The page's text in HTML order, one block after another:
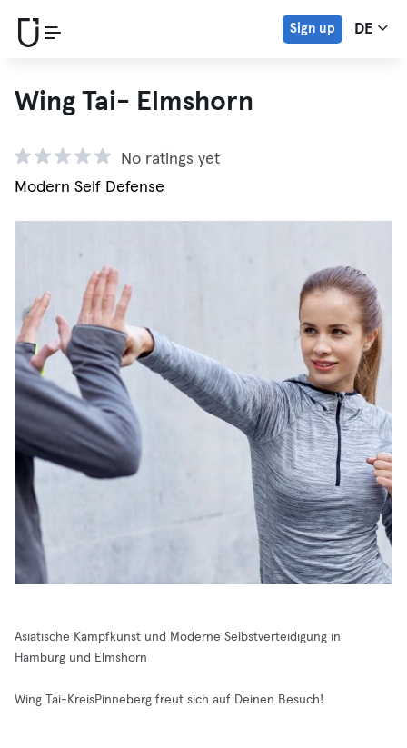
Sign up DE
Wing Tai- Elmshorn
No ratings yet
Modern Self Defense
Asiatische Kampfkunst und Moderne Selbstverteidigung in
Hamburg und Elmshorn
Wing Tai-KreisPinneberg freut sich auf Deinen Besuch!